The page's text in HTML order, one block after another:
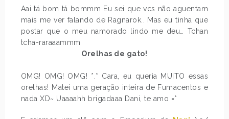
Aai tá bom tá bommm Eu sei que vcs não aguentam
mais me ver falando de Ragnarok.. Mas eu tinha que
postar que o meu namorado lindo me deu… Tchan
tcha-raraaammm
Orelhas de gato!
OMG! OMG! OMG! *.* Cara, eu queria MUITO essas
orelhas! Matei uma geração inteira de Fumacentos e
nada XD~ Uaaaahh brigadaaa Dani, te amo =*